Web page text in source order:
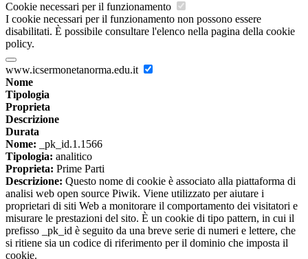
Cookie necessari per il funzionamento
I cookie necessari per il funzionamento non possono essere
disabilitati. È possibile consultare l'elenco nella pagina della cookie
policy.
www.icsermonetanorma.edu.it
Nome
Tipologia
Proprieta
Descrizione
Durata
Nome: _pk_id.1.1566
Tipologia: analitico
Proprieta: Prime Parti
Descrizione: Questo nome di cookie è associato alla piattaforma di
analisi web open source Piwik. Viene utilizzato per aiutare i
proprietari di siti Web a monitorare il comportamento dei visitatori e
misurare le prestazioni del sito. È un cookie di tipo pattern, in cui il
prefisso _pk_id è seguito da una breve serie di numeri e lettere, che
si ritiene sia un codice di riferimento per il dominio che imposta il
cookie.